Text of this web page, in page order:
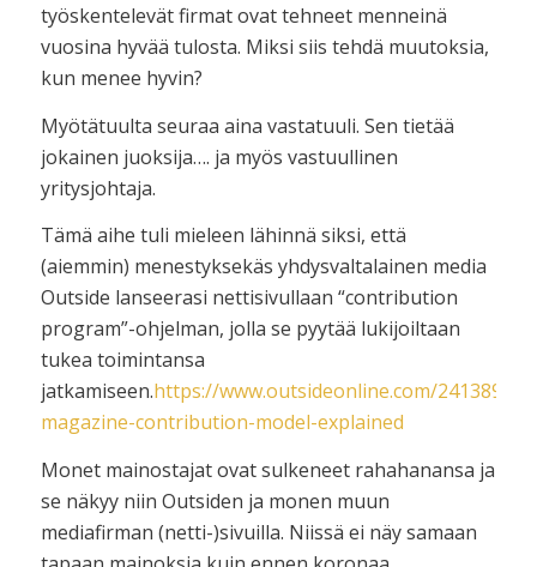
työskentelevät firmat ovat tehneet menneinä
vuosina hyvää tulosta. Miksi siis tehdä muutoksia,
kun menee hyvin?
Myötätuulta seuraa aina vastatuuli. Sen tietää
jokainen juoksija…. ja myös vastuullinen
yritysjohtaja.
Tämä aihe tuli mieleen lähinnä siksi, että
(aiemmin) menestyksekäs yhdysvaltalainen media
Outside lanseerasi nettisivullaan “contribution
program”-ohjelman, jolla se pyytää lukijoiltaan
tukea toimintansa
jatkamiseen.https://www.outsideonline.com/2413898/
magazine-contribution-model-explained
Monet mainostajat ovat sulkeneet rahahanansa ja
se näkyy niin Outsiden ja monen muun
mediafirman (netti-)sivuilla. Niissä ei näy samaan